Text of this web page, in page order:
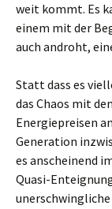
weit kommt. Es
einem mit der
auch androht,
Statt dass es
das Chaos mit
Energiepreisen
Generation
es anscheinend
Quasi-